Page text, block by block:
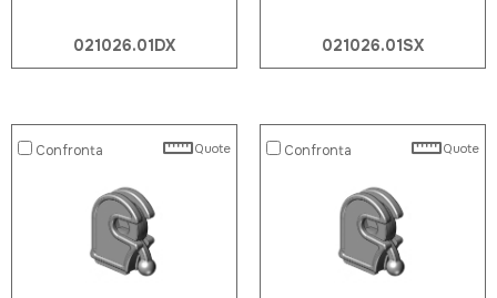
021026.01DX 021026.01SX
Confronta Quote Confronta Quote